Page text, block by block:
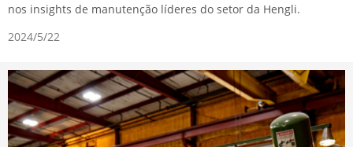
nos insights de manutenção líderes do setor da Hengli.
2024/5/22